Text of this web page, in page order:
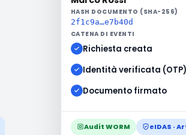
HASH DOCUMENTO (SHA-256)
2f1c9a…e7b40d
CATENA DI EVENTI
Richiesta creata
Identità verificata (OTP)
Documento firmato
Audit WORM eIDAS ·